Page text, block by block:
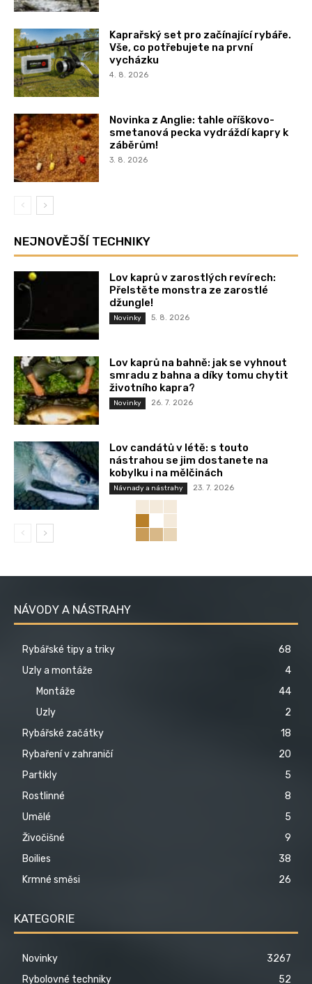
Kaprařský set pro začínající rybáře.
Vše, co potřebujete na první
vycházku
4. 8. 2026
Novinka z Anglie: tahle oříškovo-
smetanová pecka vydráždí kapry k
záběrům!
3. 8. 2026
NEJNOVĚJŠÍ TECHNIKY
Lov kaprů v zarostlých revírech:
Přelstěte monstra ze zarostlé
džungle!
Novinky 5. 8. 2026
Lov kaprů na bahně: jak se vyhnout
smradu z bahna a díky tomu chytit
životního kapra?
Novinky 26. 7. 2026
Lov candátů v létě: s touto
nástrahou se jim dostanete na
kobylku i na mělčinách
Návnady a nástrahy 23. 7. 2026
NÁVODY A NÁSTRAHY
Rybářské tipy a triky
68
Uzly a montáže
4
Montáže
44
Uzly
2
Rybářské začátky
18
Rybaření v zahraničí
20
Partikly
5
Rostlinné
8
Umělé
5
Živočišné
9
Boilies
38
Krmné směsi
26
KATEGORIE
Novinky
3267
Rybolovné techniky
52